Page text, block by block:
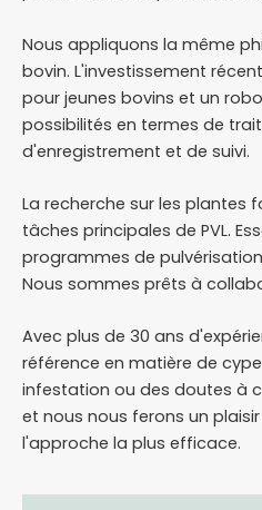
Nous appliquons la même
bovin. L'investissement
pour jeunes bovins et un
possibilités en termes de
d'enregistrement et de suivi.
La recherche sur les plantes
tâches principales de PVL.
programmes de
Nous sommes prêts à
Avec plus de 30 ans
référence en matière de
infestation ou des doutes à
et nous nous ferons un
l'approche la plus efficace.